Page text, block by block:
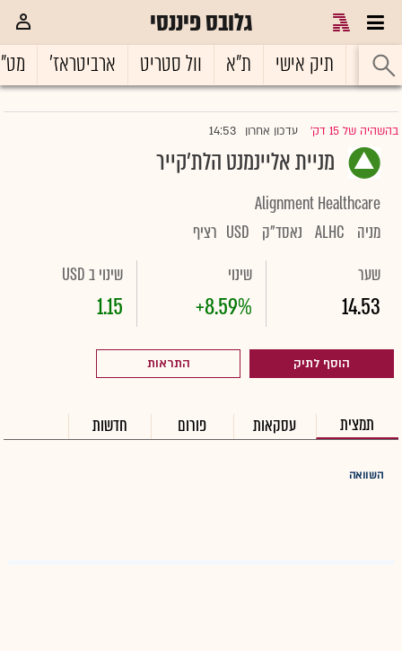
גלובס פיננסי
ראשי תיק אישי ת"א וול סטריט ארביטראז'
בהשהיה של 15 דק' |עדכון אחרון 14:53
מניית אליינמנט הלת'קייר
Alignment Healthcare
מניה
ALHC נאסד"ק USD רציף
שער
14.53
שינוי
+8.59%
שינוי ב USD
1.15
הוסף לתיק התראות
תמצית עסקאות פורום חדשות
השוואה